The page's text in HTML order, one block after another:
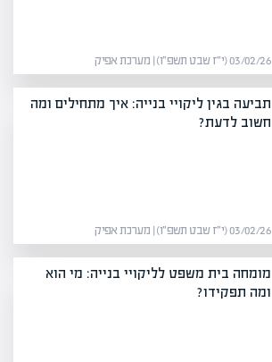
03/02/26 (י״ז שבט תשפ״ו) | מערכת אפיק
תביעה בגין ליקויי בנייה: איך מתחילים ומה
חשוב לדעת?
03/02/26 (י״ז שבט תשפ״ו) | מערכת אפיק
מומחה בית משפט לליקויי בנייה: מי הוא
ומה תפקידו?